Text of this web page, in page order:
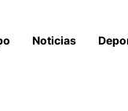
Noticias